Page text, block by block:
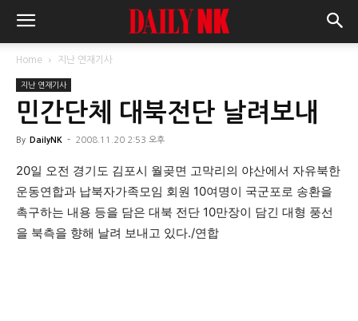
Home 지난 연재기사
지난 연재기사
민간단체 대북전단 날려보내
By DailyNK - 2008.11.20 2:53 오후
20일 오전 경기도 김포시 월곶면 고막리의 야산에서 자유북한
운동연합과 납북자가족모임 회원 10여명이 국군포로 송환을
촉구하는 내용 등을 담은 대북 전단 10만장이 담긴 대형 풍선
을 북측을 향해 날려 보내고 있다./연합